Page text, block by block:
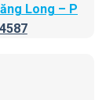
Long – P